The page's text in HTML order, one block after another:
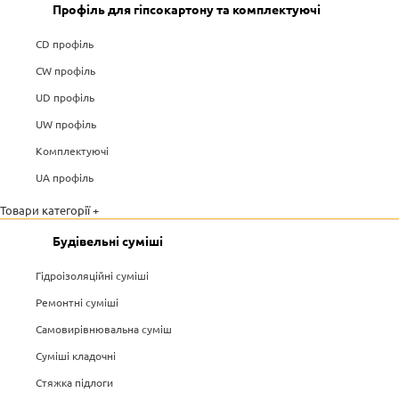
Профіль для гіпсокартону та комплектуючі
CD профіль
CW профіль
UD профіль
UW профіль
Комплектуючі
UA профіль
Товари категорії +
Будівельні суміші
Гідроізоляційні суміші
Ремонтні суміші
Самовирівнювальна суміш
Суміші кладочні
Стяжка підлоги